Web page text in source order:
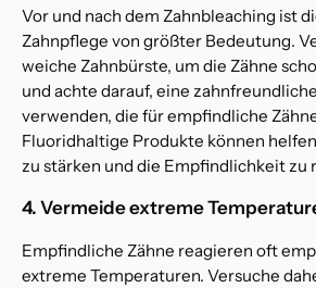
Vor und nach dem Zahnbleaching ist
Zahnpflege von größter Bedeutung.
weiche Zahnbürste, um die Zähne
und achte darauf, eine
verwenden, die für empfindliche
Fluoridhaltige Produkte können
zu stärken und die Empfindlichkeit zu
4. Vermeide extreme
Empfindliche Zähne reagieren oft
extreme Temperaturen. Versuche